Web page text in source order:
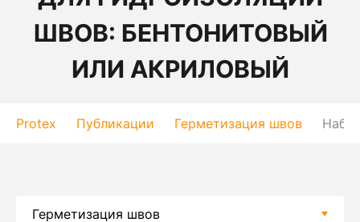
ШВОВ: БЕНТОНИТОВЫЙ
ИЛИ АКРИЛОВЫЙ
Protex Публикации Герметизация швов